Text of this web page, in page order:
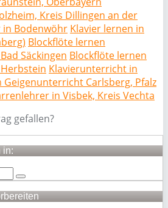
Kreis Dillingen an der
Bodenwöhr Klavier lernen in
Blockflöte lernen
Säckingen Blockflöte lernen
Klavierunterricht in
Geigenunterricht Carlsberg, Pfalz
in Visbek, Kreis Vechta
gefallen?
in: